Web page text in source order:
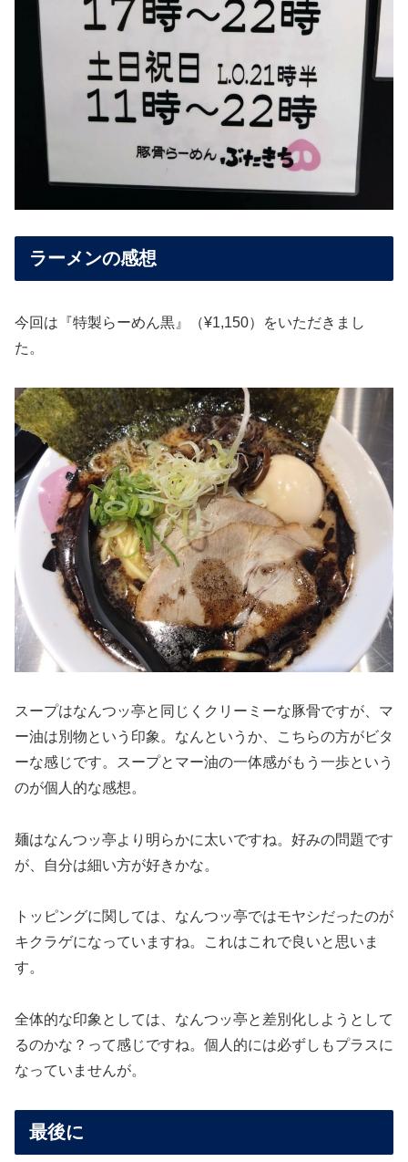
ラーメンの感想
今回は『特製らーめん黒』（¥1,150）をいただきまし
た。
スープはなんつッ亭と同じくクリーミーな豚骨ですが、マ
ー油は別物という印象。なんというか、こちらの方がビタ
ーな感じです。スープとマー油の一体感がもう一歩という
のが個人的な感想。
麺はなんつッ亭より明らかに太いですね。好みの問題です
が、自分は細い方が好きかな。
トッピングに関しては、なんつッ亭ではモヤシだったのが
キクラゲになっていますね。これはこれで良いと思いま
す。
全体的な印象としては、なんつッ亭と差別化しようとして
るのかな？って感じですね。個人的には必ずしもプラスに
なっていませんが。
最後に